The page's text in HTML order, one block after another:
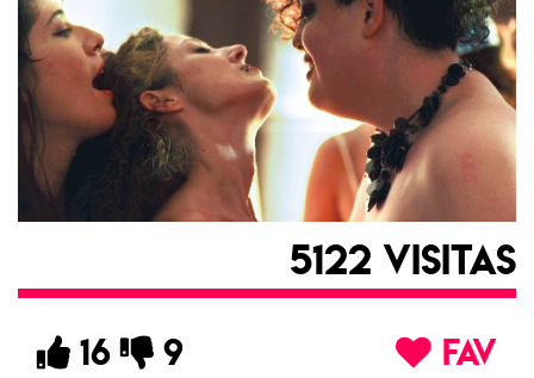
5122 VISITAS
16 9 FAV